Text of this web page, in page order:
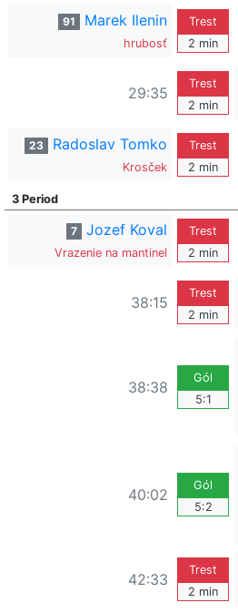
91 Marek Ilenin
hrubosť
Trest
2 min
29:35
Trest
2 min
23 Radoslav Tomko
Krosček
Trest
2 min
3 Period
7 Jozef Koval
Vrazenie na mantinel
Trest
2 min
38:15
Trest
2 min
38:38
Gól
5:1
40:02
Gól
5:2
42:33
Trest
2 min